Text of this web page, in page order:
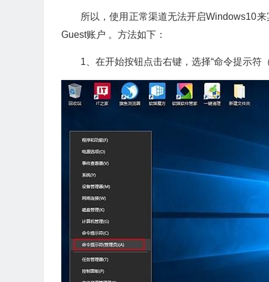
所以，使用正常渠道无法开启Windows10
Guest账户 。方法如下：
1、在开始按钮点击右键，选择“命令提示符